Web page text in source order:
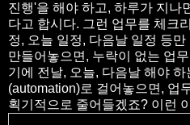
진행'을 해야 하고, 하루가 지나
다고 합시다. 그런 업무를 체크
정, 오늘 일정, 다음날 일정 등
만들어놓으면, 누락이 없는 업
기에 전날, 오늘, 다음날 해야
(automation)로 걸어놓으면, 업
획기적으로 줄어들겠죠? 이런